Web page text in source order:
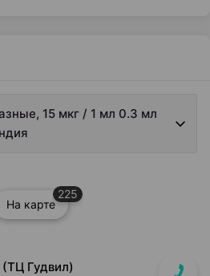
15 мкг / 1 мл 0.3 мл
На карте
225
Гудвил)